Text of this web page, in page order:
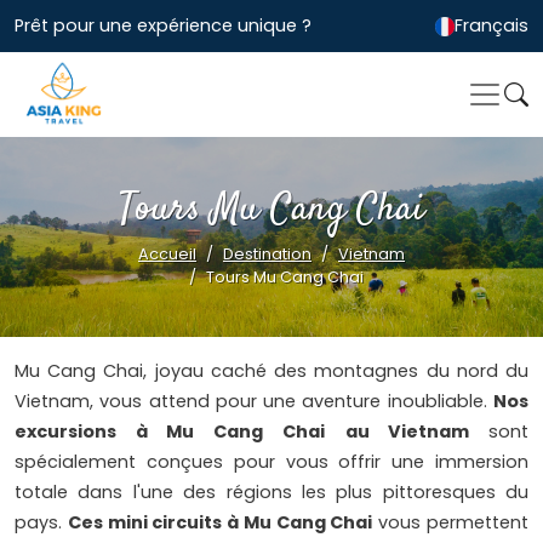
Prêt pour une expérience unique ? Français
Tours Mu Cang Chai
Accueil Destination
Vietnam
Tours Mu Cang Chai
Mu Cang Chai, joyau caché des montagnes du nord du
Vietnam, vous attend pour une aventure inoubliable. Nos
excursions à Mu Cang Chai
au Vietnamsont
spécialement conçues pour vous offrir une immersion
totale dans l'une des régions les plus pittoresques du
pays. Ces mini circuits à Mu Cang Chai vous permettent